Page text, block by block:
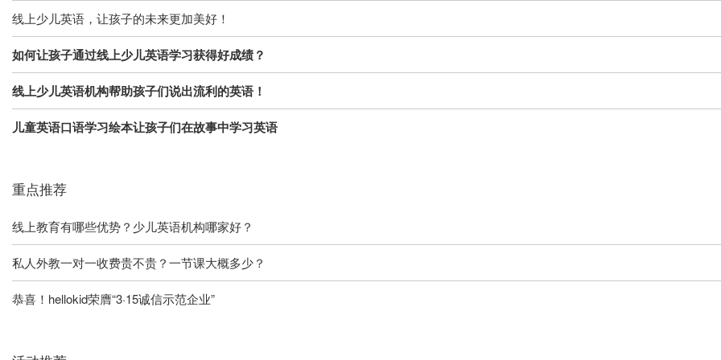
线上少儿英语，让孩子的未来更加美好！
如何让孩子通过线上少儿英语学习获得好成绩？
线上少儿英语机构帮助孩子们说出流利的英语！
儿童英语口语学习绘本让孩子们在故事中学习英语
重点推荐
线上教育有哪些优势？少儿英语机构哪家好？
私人外教一对一收费贵不贵？一节课大概多少？
恭喜！hellokid荣膺“3·15诚信示范企业”